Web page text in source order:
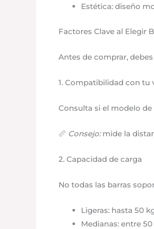
Estética: diseño
Factores Clave al Elegir
Antes de comprar,
1. Compatibilidad con tu
Consulta si el modelo
📏 Consejo:mide la
2. Capacidad de carga
No todas las barras
Ligeras: hasta 50
Medianas: entre 50